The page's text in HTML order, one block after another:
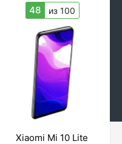
48 из 100
Xiaomi Mi 10 Lite